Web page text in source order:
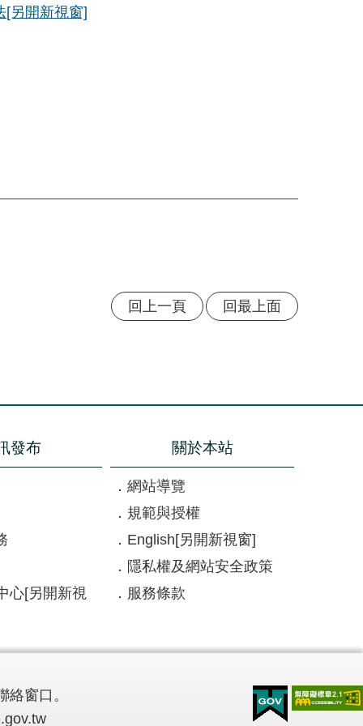
[另開新視窗]
回上一頁 回最上面
發布
心[另開新視
關於本站
網站導覽
規範與授權
English[另開新視窗]
隱私權及網站安全政策
服務條款
窗口。